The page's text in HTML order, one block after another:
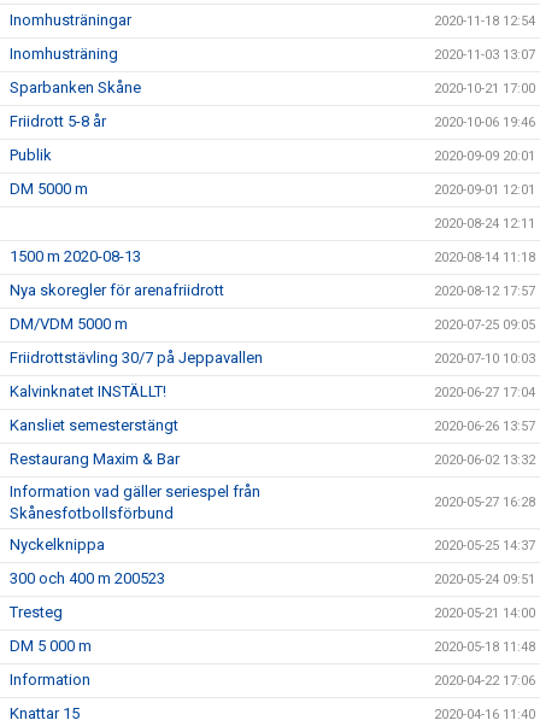
Inomhusträningar 2020-11-18 12:54
Inomhusträning 2020-11-03 13:07
Sparbanken Skåne 2020-10-21 17:00
Friidrott 5-8 år 2020-10-06 19:46
Publik 2020-09-09 20:01
DM 5000 m 2020-09-01 12:01
2020-08-24 12:11
1500 m 2020-08-13 2020-08-14 11:18
Nya skoregler för arenafriidrott 2020-08-12 17:57
DM/VDM 5000 m 2020-07-25 09:05
Friidrottstävling 30/7 på Jeppavallen 2020-07-10 10:03
Kalvinknatet INSTÄLLT! 2020-06-27 17:04
Kansliet semesterstängt 2020-06-26 13:57
Restaurang Maxim & Bar 2020-06-02 13:32
Information vad gäller seriespel från
Skånesfotbollsförbund
2020-05-27 16:28
Nyckelknippa 2020-05-25 14:37
300 och 400 m 200523 2020-05-24 09:51
Tresteg 2020-05-21 14:00
DM 5 000 m 2020-05-18 11:48
Information 2020-04-22 17:06
Knattar 15 2020-04-16 11:40